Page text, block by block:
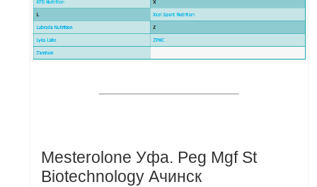
Mesterolone Уфа. Peg Mgf St
Biotechnology Ачинск